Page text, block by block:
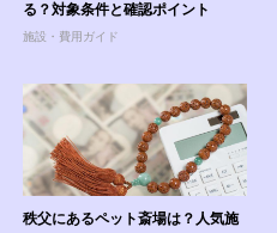
る？対象条件と確認ポイント
施設・費用ガイド
秩父にあるペット斎場は？人気施